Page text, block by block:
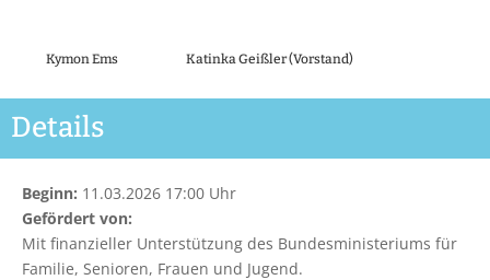
Kymon Ems Katinka Geißler (Vorstand)
Details
Beginn: 11.03.2026 17:00 Uhr
Gefördert von:
Mit finanzieller Unterstützung des Bundesministeriums für
Familie, Senioren, Frauen und Jugend.